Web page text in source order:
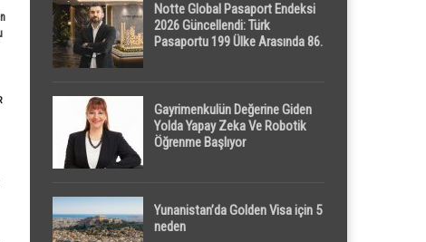
Notte Global Pasaport Endeksi
2026 Güncellendi: Türk
Pasaportu 199 Ülke Arasında 86.
Gayrimenkulün Değerine Giden
Yolda Yapay Zeka Ve Robotik
Öğrenme Başlıyor
Yunanistan’da Golden Visa için 5
neden